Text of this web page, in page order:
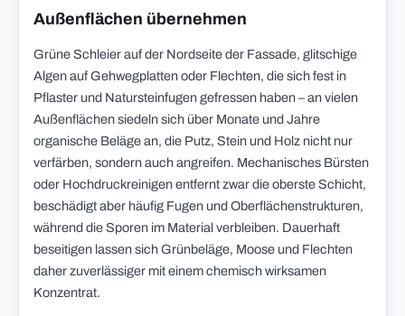
Außenflächen übernehmen
Grüne Schleier auf der Nordseite der Fassade, glitschige
Algen auf Gehwegplatten oder Flechten, die sich fest in
Pflaster und Natursteinfugen gefressen haben – an vielen
Außenflächen siedeln sich über Monate und Jahre
organische Beläge an, die Putz, Stein und Holz nicht nur
verfärben, sondern auch angreifen. Mechanisches Bürsten
oder Hochdruckreinigen entfernt zwar die oberste Schicht,
beschädigt aber häufig Fugen und Oberflächenstrukturen,
während die Sporen im Material verbleiben. Dauerhaft
beseitigen lassen sich Grünbeläge, Moose und Flechten
daher zuverlässiger mit einem chemisch wirksamen
Konzentrat.